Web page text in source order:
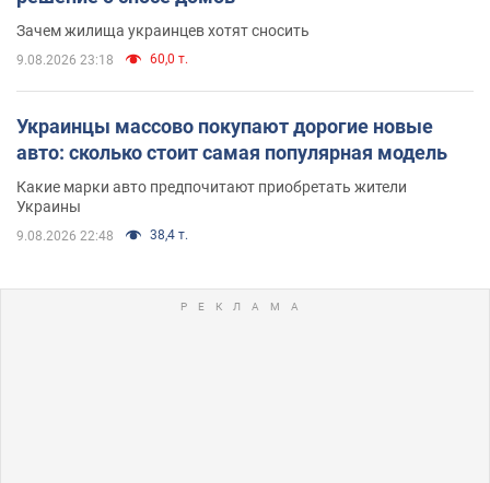
Зачем жилища украинцев хотят сносить
9.08.2026 23:18 60,0 т.
Украинцы массово покупают дорогие новые
авто: сколько стоит самая популярная модель
Какие марки авто предпочитают приобретать жители
Украины
9.08.2026 22:48 38,4 т.